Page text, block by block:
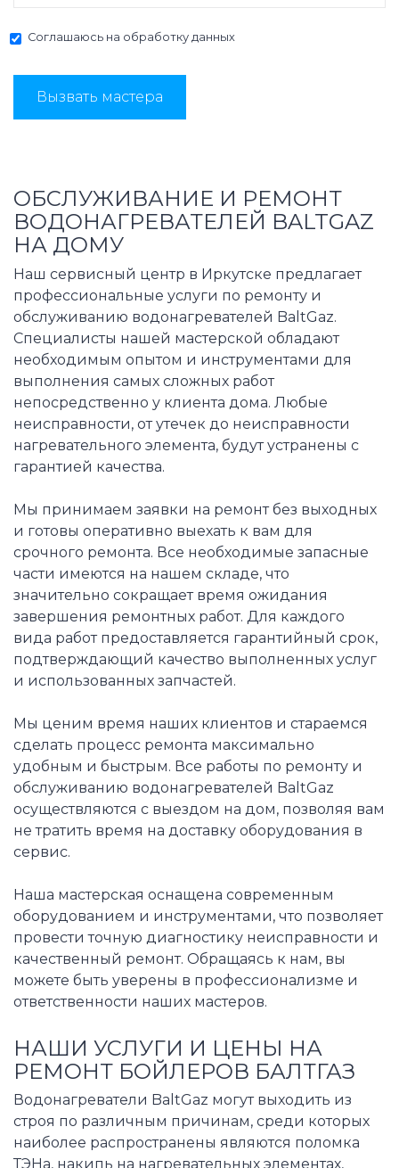
Соглашаюсь на обработку данных
Вызвать мастера
ОБСЛУЖИВАНИЕ И РЕМОНТ
ВОДОНАГРЕВАТЕЛЕЙ BALTGAZ
НА ДОМУ
Наш сервисный центр в Иркутске предлагает
профессиональные услуги по ремонту и
обслуживанию водонагревателей BaltGaz.
Специалисты нашей мастерской обладают
необходимым опытом и инструментами для
выполнения самых сложных работ
непосредственно у клиента дома. Любые
неисправности, от утечек до неисправности
нагревательного элемента, будут устранены с
гарантией качества.
Мы принимаем заявки на ремонт без выходных
и готовы оперативно выехать к вам для
срочного ремонта. Все необходимые запасные
части имеются на нашем складе, что
значительно сокращает время ожидания
завершения ремонтных работ. Для каждого
вида работ предоставляется гарантийный срок,
подтверждающий качество выполненных услуг
и использованных запчастей.
Мы ценим время наших клиентов и стараемся
сделать процесс ремонта максимально
удобным и быстрым. Все работы по ремонту и
обслуживанию водонагревателей BaltGaz
осуществляются с выездом на дом, позволяя вам
не тратить время на доставку оборудования в
сервис.
Наша мастерская оснащена современным
оборудованием и инструментами, что позволяет
провести точную диагностику неисправности и
качественный ремонт. Обращаясь к нам, вы
можете быть уверены в профессионализме и
ответственности наших мастеров.
НАШИ УСЛУГИ И ЦЕНЫ НА
РЕМОНТ БОЙЛЕРОВ БАЛТГАЗ
Водонагреватели BaltGaz могут выходить из
строя по различным причинам, среди которых
наиболее распространены являются поломка
ТЭНа, накипь на нагревательных элементах,